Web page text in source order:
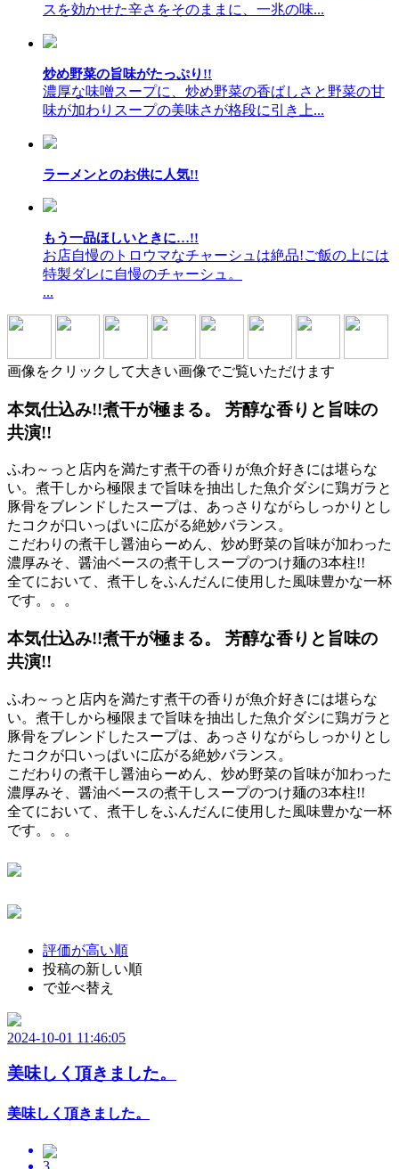
スを効かせた辛さをそのままに、一兆の味...
炒め野菜の旨味がたっぷり!!
濃厚な味噌スープに、炒め野菜の香ばしさと野菜の甘
味が加わりスープの美味さが格段に引き上...
ラーメンとのお供に人気!!
もう一品ほしいときに…!!
お店自慢のトロウマなチャーシュは絶品!ご飯の上には
特製ダレに自慢のチャーシュ。
...
画像をクリックして大きい画像でご覧いただけます
本気仕込み!!煮干が極まる。 芳醇な香りと旨味の
共演!!
ふわ～っと店内を満たす煮干の香りが魚介好きには堪らな
い。煮干しから極限まで旨味を抽出した魚介ダシに鶏ガラと
豚骨をブレンドしたスープは、あっさりながらしっかりとし
たコクが口いっぱいに広がる絶妙バランス。
こだわりの煮干し醤油らーめん、炒め野菜の旨味が加わった
濃厚みそ、醤油ベースの煮干しスープのつけ麺の3本柱!!
全てにおいて、煮干しをふんだんに使用した風味豊かな一杯
です。。。
本気仕込み!!煮干が極まる。 芳醇な香りと旨味の
共演!!
ふわ～っと店内を満たす煮干の香りが魚介好きには堪らな
い。煮干しから極限まで旨味を抽出した魚介ダシに鶏ガラと
豚骨をブレンドしたスープは、あっさりながらしっかりとし
たコクが口いっぱいに広がる絶妙バランス。
こだわりの煮干し醤油らーめん、炒め野菜の旨味が加わった
濃厚みそ、醤油ベースの煮干しスープのつけ麺の3本柱!!
全てにおいて、煮干しをふんだんに使用した風味豊かな一杯
です。。。
評価が高い順
投稿の新しい順
で並べ替え
2024-10-01 11:46:05
美味しく頂きました。
美味しく頂きました。